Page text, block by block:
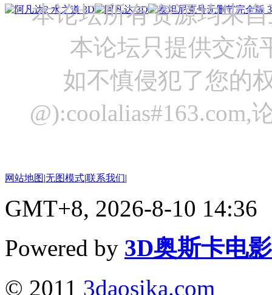
本论坛所有资源均来
本论坛只提供交流
如不慎侵犯了您的
网站地图|无图模式|联系我们|
GMT+8, 2026-8-10 14:36
Powered by 3D奥斯卡电
© 2011 3daosika.com